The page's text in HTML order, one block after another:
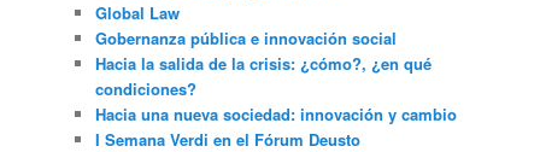
Global Law
Gobernanza pública e innovación social
Hacia la salida de la crisis: ¿cómo?, ¿en qué
condiciones?
Hacia una nueva sociedad: innovación y cambio
I Semana Verdi en el Fórum Deusto